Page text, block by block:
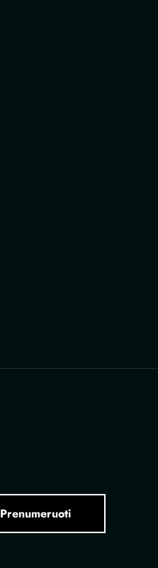
Prenumeruoti